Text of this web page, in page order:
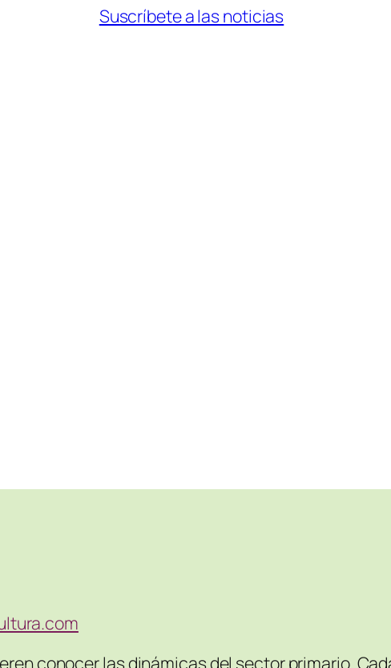
Suscríbete a las noticias
conocer las dinámicas del sector primario.